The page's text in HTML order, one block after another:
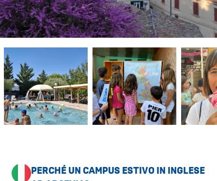
PERCHÉ UN CAMPUS ESTIVO IN INGLESE